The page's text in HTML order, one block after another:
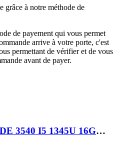
grâce à notre méthode de
de payement qui vous permet
arrive à votre porte, c'est
permettant de vérifier et de vous
avant de payer.
LAPTOP DELL LATITUDE 3540 I5 1345U 16GB 256 SSD 15.6 FHD